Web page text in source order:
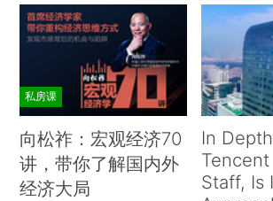
私房课
向松祚：宏观经济70
讲，带你了解国内外
经济大局
In
Staff, Is